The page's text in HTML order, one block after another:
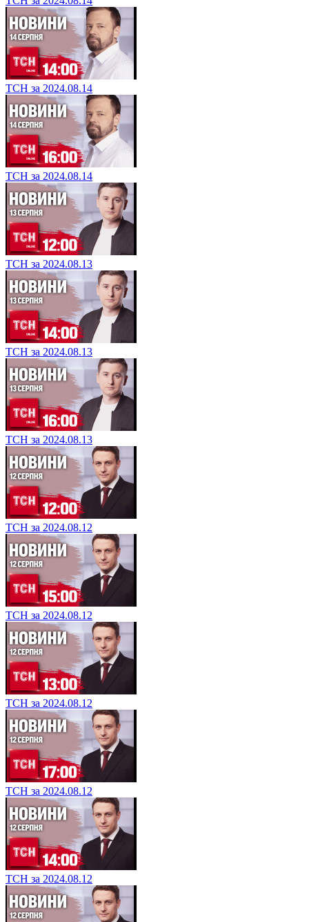
ТСН за 2024.08.14
ТСН за 2024.08.14
ТСН за 2024.08.13
ТСН за 2024.08.13
ТСН за 2024.08.13
ТСН за 2024.08.12
ТСН за 2024.08.12
ТСН за 2024.08.12
ТСН за 2024.08.12
ТСН за 2024.08.12